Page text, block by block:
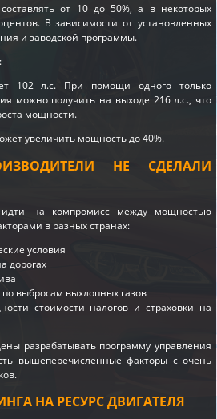
от 10 до 50%, а в некоторых
В зависимости от установленных
и заводской программы.
:
102 л.с. При помощи одного только
можно получить на выходе 216 л.с., что
мощности.
увеличить мощность до 40%.
НЕ СДЕЛАЛИ
идти на компромисс между мощностью
в разных странах:
условия
дорогах
выбросам выхлопных газов
стоимости налогов и страховки на
разрабатывать программу управления
вышеперечисленные факторы с очень
НА РЕСУРС ДВИГАТЕЛЯ